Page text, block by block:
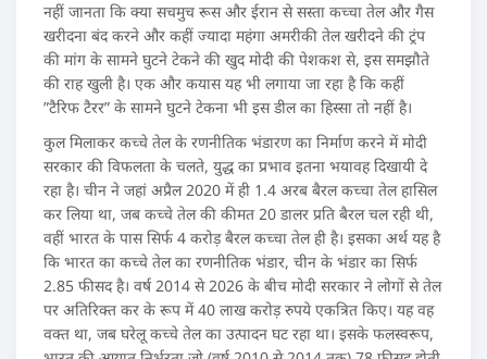
नहीं जानता कि क्या सचमुच रूस और ईरान से सस्ता कच्चा तेल और गैस
खरीदना बंद करने और कहीं ज्यादा महंगा अमरीकी तेल खरीदने की ट्रंप
की मांग के सामने घुटने टेकने की खुद मोदी की पेशकश से, इस समझौते
की राह खुली है। एक और कयास यह भी लगाया जा रहा है कि कहीं
”टैरिफ टैरर” के सामने घुटने टेकना भी इस डील का हिस्सा तो नहीं है।
कुल मिलाकर कच्चे तेल के रणनीतिक भंडारण का निर्माण करने में मोदी
सरकार की विफलता के चलते, युद्ध का प्रभाव इतना भयावह दिखायी दे
रहा है। चीन ने जहां अप्रैल 2020 में ही 1.4 अरब बैरल कच्चा तेल हासिल
कर लिया था, जब कच्चे तेल की कीमत 20 डालर प्रति बैरल चल रही थी,
वहीं भारत के पास सिर्फ 4 करोड़ बैरल कच्चा तेल ही है। इसका अर्थ यह है
कि भारत का कच्चे तेल का रणनीतिक भंडार, चीन के भंडार का सिर्फ
2.85 फीसद है। वर्ष 2014 से 2026 के बीच मोदी सरकार ने लोगों से तेल
पर अतिरिक्त कर के रूप में 40 लाख करोड़ रुपये एकत्रित किए। यह वह
वक्त था, जब घरेलू कच्चे तेल का उत्पादन घट रहा था। इसके फलस्वरूप,